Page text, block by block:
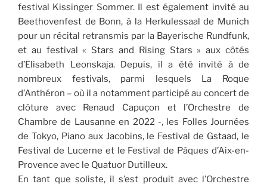
festival Kissinger Sommer. Il est également invité au
Beethovenfest de Bonn, à la Herkulessaal de Munich
pour un récital retransmis par la Bayerische Rundfunk,
et au festival « Stars and Rising Stars » aux côtés
d’Elisabeth Leonskaja. Depuis, il a été invité à de
nombreux festivals, parmi lesquels La Roque
d’Anthéron – où il a notamment participé au concert de
clôture avec Renaud Capuçon et l’Orchestre de
Chambre de Lausanne en 2022 -, les Folles Journées
de Tokyo, Piano aux Jacobins, le Festival de Gstaad, le
Festival de Lucerne et le Festival de Pâques d’Aix-en-
Provence avec le Quatuor Dutilleux.
En tant que soliste, il s’est produit avec l’Orchestre